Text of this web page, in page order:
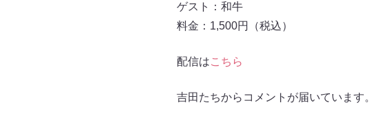
ゲスト：和⽜
料金：1,500円（税込）
配信はこちら
吉⽥たちからコメントが届いています。